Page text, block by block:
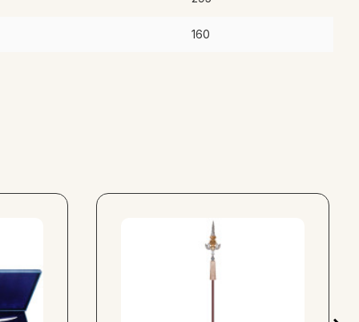
"Велика Княгиня Ольга", щоб кожен день мати
втіленням культурної спадщини прямо у вас вдома.
160